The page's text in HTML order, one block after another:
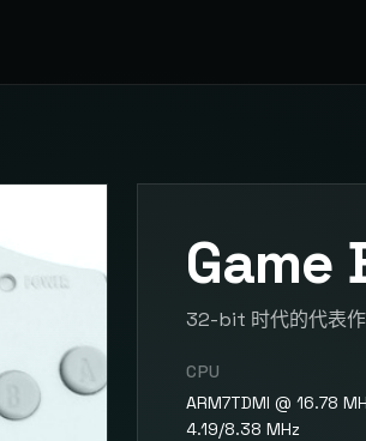
Game
32-bit 时代的代表作
CPU
ARM7TDMI @ 16.78
4.19/8.38 MHz